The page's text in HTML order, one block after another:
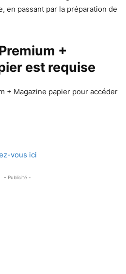
en passant par la préparation de
+
est requise
+ Magazine papier pour accéder
vous ici
- Publicité -